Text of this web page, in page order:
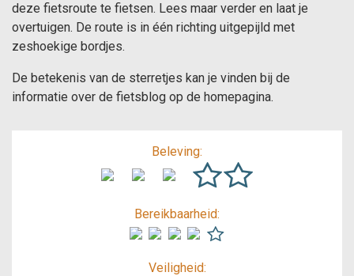
deze fietsroute te fietsen. Lees maar verder en laat je
overtuigen. De route is in één richting uitgepijld met
zeshoekige bordjes.
De betekenis van de sterretjes kan je vinden bij de
informatie over de fietsblog op de homepagina.
Beleving:
Bereikbaarheid:
Veiligheid: